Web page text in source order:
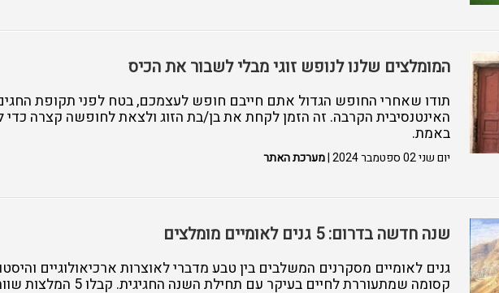
המומלצים שלנו לנופש זוגי מבלי לשבור את הכיס
תודו שאחרי החופש הגדול אתם חייבם חופש לעצמכם, בטח לפני תקופת
האינטנסיבית הקרבה. זה הזמן לקחת את בן/בת הזוג ולצאת לחופשה קצרה כדי
באמת.
יום שני 02 ספטמבר 2024 | מערכת האתר
שנה חדשה בדרום: 5 גנים לאומיים מומלצים
גנים לאומיים מסקרנים המשלבים בין טבע מדברי לאוצרות ארכיאולוגיים
קסומה שמתעוררת לחיים בעיקר עם תחילת השנה החגיגית. קבלו 5